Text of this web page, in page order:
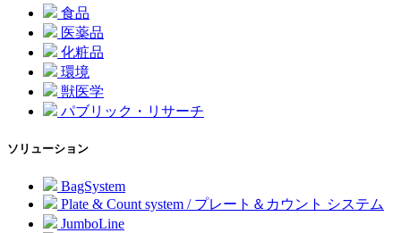
食品
医薬品
化粧品
環境
獣医学
パブリック・リサーチ
ソリューション
BagSystem
Plate & Count system / プレート＆カウント システム
JumboLine